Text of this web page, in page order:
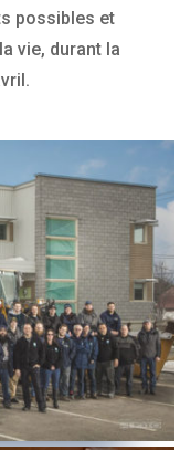
possibles et
vie, durant la